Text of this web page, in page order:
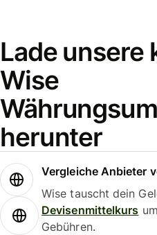
Lade unsere
Wise
herunter
Vergleiche Anbieter
Wise tauscht dein
Devisenmittelkurs
Gebühren.